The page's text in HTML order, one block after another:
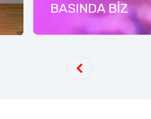
BASINDA BİZ